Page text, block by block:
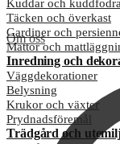
Om oss
Kuddar och
Täcken och överkast
Gardiner och
Mattor och
Inredning och
Väggdekorationer
Belysning
Krukor och växter
Prydnadsföremål
Trädgård och